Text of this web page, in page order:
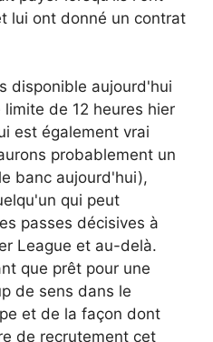
lui ont donné un contrat
disponible aujourd'hui
de 12 heures hier
est également vrai
probablement un
banc aujourd'hui),
qui peut
passes décisives à
League et au-delà.
que prêt pour une
de sens dans le
et de la façon dont
de recrutement cet